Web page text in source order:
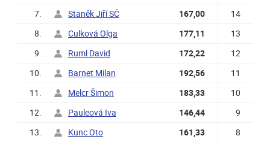
7.
Staněk Jiří SČ 167,00
14
8.
Culková Olga 177,11
13
9.
Ruml David 172,22
12
10.
Barnet Milan 192,56
11
11.
Melcr Šimon 183,33
10
12.
Pauleová Iva 146,44
9
13.
Kunc Oto 161,33
8